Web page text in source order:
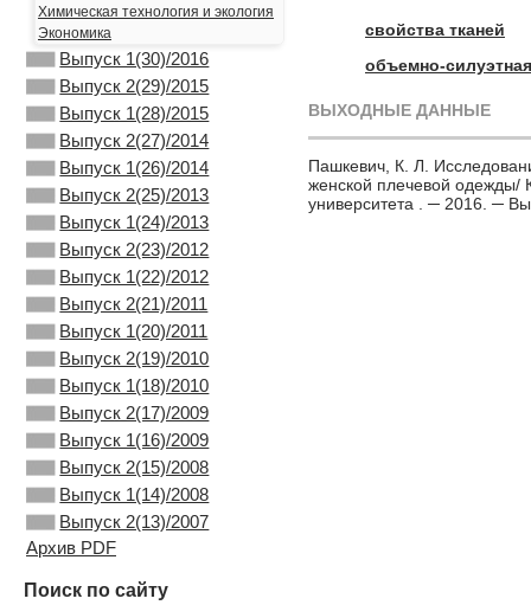
Химическая технология и экология
Экономика
Выпуск 1(30)/2016
Выпуск 2(29)/2015
Выпуск 1(28)/2015
Выпуск 2(27)/2014
Выпуск 1(26)/2014
Выпуск 2(25)/2013
Выпуск 1(24)/2013
Выпуск 2(23)/2012
Выпуск 1(22)/2012
Выпуск 2(21)/2011
Выпуск 1(20)/2011
Выпуск 2(19)/2010
Выпуск 1(18)/2010
Выпуск 2(17)/2009
Выпуск 1(16)/2009
Выпуск 2(15)/2008
Выпуск 1(14)/2008
Выпуск 2(13)/2007
Архив PDF
Поиск по сайту
свойства тканей
объемно-
ВЫХОДНЫЕ ДАННЫЕ
Пашкевич, К. Л.
женской плечевой одежды/
университета . ─ 2016. ─